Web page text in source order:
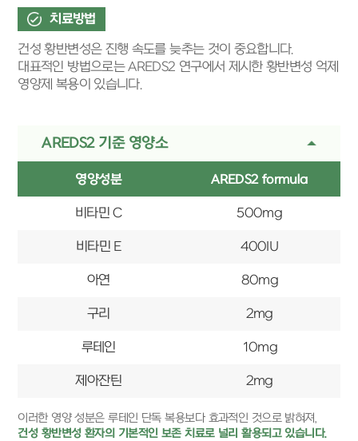
치료방법
건성 황반변성은 진행 속도를 늦추는 것이 중요합니다.
대표적인 방법으로는 AREDS2 연구에서 제시한 황반변성 억제
영양제 복용이 있습니다.
AREDS2 기준 영양소
영양성분 AREDS2 formula
비타민 C 500mg
비타민 E 400IU
아연 80mg
구리 2mg
루테인 10mg
제아잔틴 2mg
이러한 영양 성분은 루테인 단독 복용보다 효과적인 것으로 밝혀져,
건성 황반변성 환자의 기본적인 보존 치료로 널리 활용되고 있습니다.